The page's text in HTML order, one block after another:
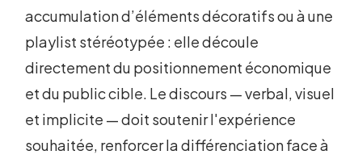
accumulation d’éléments décoratifs ou à une
playlist stéréotypée : elle découle
directement du positionnement économique
et du public cible. Le discours — verbal, visuel
et implicite — doit soutenir l'expérience
souhaitée, renforcer la différenciation face à